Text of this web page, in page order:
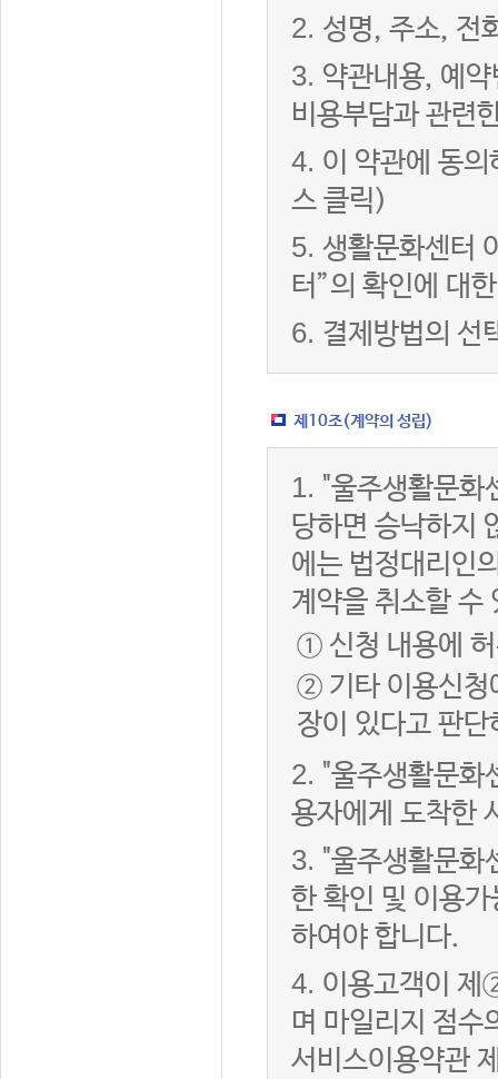
2. 성명, 주소, 전
3. 약관내용, 예
비용부담과 관련
4. 이 약관에 동
스 클릭)
5. 생활문화센터
터”의 확인에 대
6. 결제방법의 선
제10조(계약의 성립)
1. "울주생활문화
당하면 승낙하지
에는 법정대리인
계약을 취소할 수
① 신청 내용에
② 기타 이용신청
장이 있다고 판단
2. "울주생활문화
용자에게 도착한
3. "울주생활문화
한 확인 및 이용
하여야 합니다.
4. 이용고객이 제
며 마일리지 점수
서비스이용약관